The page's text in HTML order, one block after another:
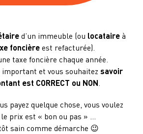
d’un immeuble (ou locataireà
foncièreest refacturée).
taxe foncière chaque année.
et vous souhaitez savoir
est CORRECT ou NON.
payez quelque chose, vous voulez
prix est « bon ou pas » …
sain comme démarche 😉